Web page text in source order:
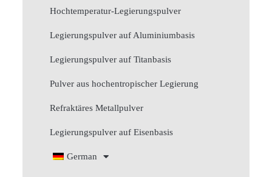
Hochtemperatur-Legierungspulver
Legierungspulver auf Aluminiumbasis
Legierungspulver auf Titanbasis
Pulver aus hochentropischer Legierung
Refraktäres Metallpulver
Legierungspulver auf Eisenbasis
German